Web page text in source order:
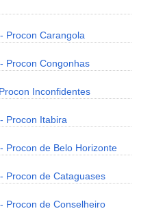
Procon Carangola
Procon Congonhas
Inconfidentes
Procon Itabira
Procon de Belo Horizonte
Procon de Cataguases
Procon de Conselheiro